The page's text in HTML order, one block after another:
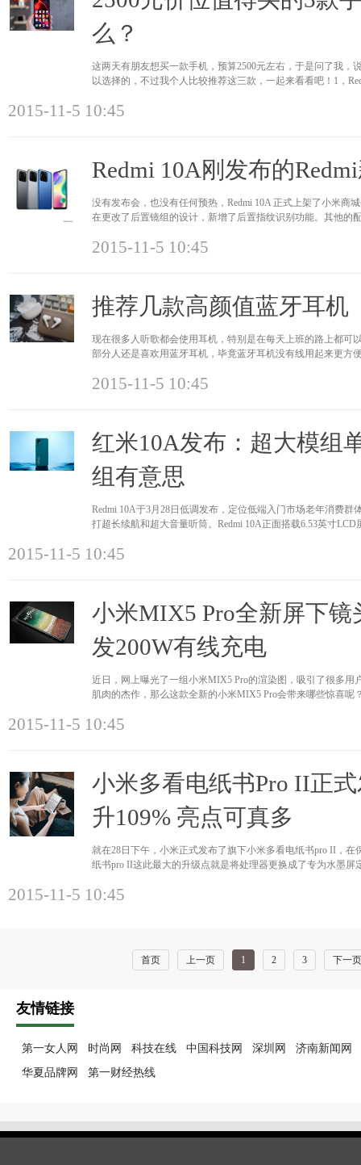
么？
这两天有朋友想买一款手机，预算2500元左右，于是问了我，
以选择的，不过我个人比较推荐这三款，一起来看看吧！1，
2015-11-5 10:45
Redmi 10A刚发布的
没有发布会，也没有任何预热，Redmi 10A 正式上架了小米商
在更改了后置镜组的设计，新增了后置指纹识别功能。其他的
2015-11-5 10:45
推荐几款高颜值蓝牙耳机
现在很多人听歌都会使用耳机，特别是在每天上班的路上都可
部分人还是喜欢用蓝牙耳机，毕竟蓝牙耳机没有线用起来更方
2015-11-5 10:45
红米10A发布：超大模组
组有意思
Redmi 10A于3月28日低调发布，定位低端入门市场老年消费
打超长续航和超大音量听筒。Redmi 10A正面搭载6.53英寸
2015-11-5 10:45
小米MIX5 Pro全新屏下
发200W有线充电
近日，网上曝光了一组小米MIX5 Pro的渲染图，吸引了很多
肌肉的杰作，那么这款全新的小米MIX5 Pro会带来哪些惊喜
2015-11-5 10:45
小米多看电纸书Pro II正
升109% 亮点可真多
就在28日下午，小米正式发布了旗下小米多看电纸书pro II，
纸书pro II这此最大的升级点就是将处理器更换成了专为水墨屏
2015-11-5 10:45
首页 上一页 1 2 3 下一页
友情链接
第一女人网 时尚网 科技在线 中国科技网 深圳网
济南新闻网
华夏品牌网
第一财经热线